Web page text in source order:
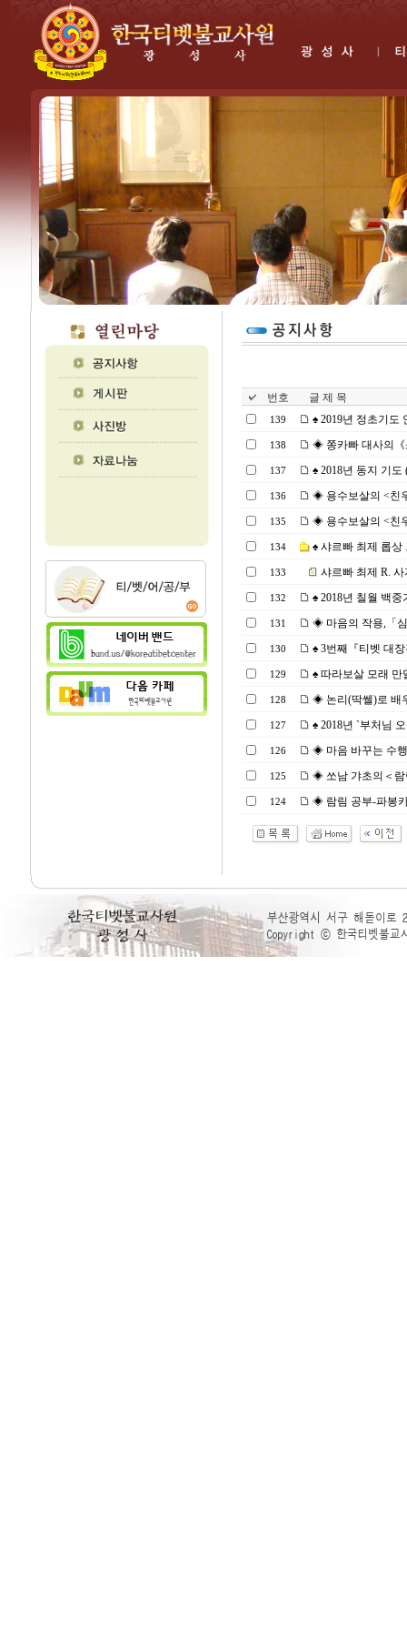
번호 글 제 목
139 ♠ 2019년 정초기도
138 ◈ 쫑카빠 대사의《
137 ♠ 2018년 동지 기도
136 ◈ 용수보살의 <친
135 ◈ 용수보살의 <친
134 ♠ 샤르빠 최제 롭상
133 샤르빠 최제 R.
132 ♠ 2018년 칠월 백중
131 ◈ 마음의 작용,「심
130 ♠ 3번째『티벳 대
129 ♠ 따라보살 모래 만
128 ◈ 논리(딱쎌)로 배
127 ♠ 2018년 `부처님
126 ◈ 마음 바꾸는 수행
125 ◈ 쏘남 갸초의＜람
124 ◈ 람림 공부-파봉